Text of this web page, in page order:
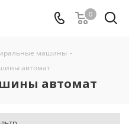
0
машины -
автомат
автомат